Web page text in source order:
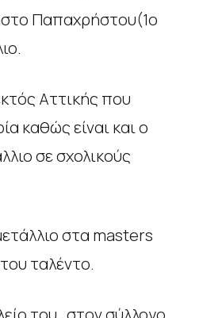
Παπαχρήστου(1ο
Αττικής που
καθώς είναι και ο
σε σχολικούς
στα masters
ταλέντο.